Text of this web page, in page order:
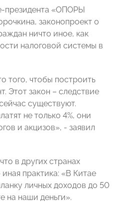
президента «ОПОРЫ
законопроект о
ничто иное, как
налоговой системы в
того, чтобы построить
Этот закон – следствие
существуют.
не только 4%, они
и акцизов», - заявил
в других странах
практика: «В Китае
личных доходов до 50
на наши деньги».